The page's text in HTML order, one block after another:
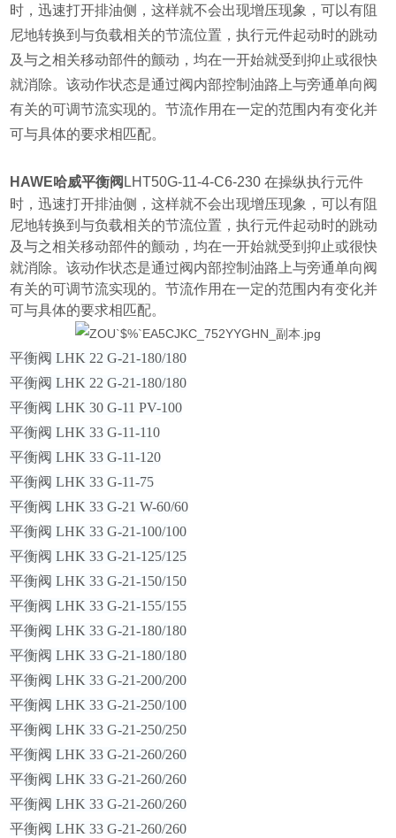
时，迅速打开排油侧，这样就不会出现增压现象，可以有阻
尼地转换到与负载相关的节流位置，执行元件起动时的跳动
及与之相关移动部件的颤动，均在一开始就受到抑止或很快
就消除。该动作状态是通过阀内部控制油路上与旁通单向阀
有关的可调节流实现的。节流作用在一定的范围内有变化并
可与具体的要求相匹配。
HAWE哈威平衡阀 LHT50G-11-4-C6-230在操纵执行元件
时，迅速打开排油侧，这样就不会出现增压现象，可以有阻
尼地转换到与负载相关的节流位置，执行元件起动时的跳动
及与之相关移动部件的颤动，均在一开始就受到抑止或很快
就消除。该动作状态是通过阀内部控制油路上与旁通单向阀
有关的可调节流实现的。节流作用在一定的范围内有变化并
可与具体的要求相匹配。
平衡阀 LHK 22 G-21-180/180
平衡阀 LHK 22 G-21-180/180
平衡阀 LHK 30 G-11 PV-100
平衡阀 LHK 33 G-11-110
平衡阀 LHK 33 G-11-120
平衡阀 LHK 33 G-11-75
平衡阀 LHK 33 G-21 W-60/60
平衡阀 LHK 33 G-21-100/100
平衡阀 LHK 33 G-21-125/125
平衡阀 LHK 33 G-21-150/150
平衡阀 LHK 33 G-21-155/155
平衡阀 LHK 33 G-21-180/180
平衡阀 LHK 33 G-21-180/180
平衡阀 LHK 33 G-21-200/200
平衡阀 LHK 33 G-21-250/100
平衡阀 LHK 33 G-21-250/250
平衡阀 LHK 33 G-21-260/260
平衡阀 LHK 33 G-21-260/260
平衡阀 LHK 33 G-21-260/260
平衡阀 LHK 33 G-21-260/260